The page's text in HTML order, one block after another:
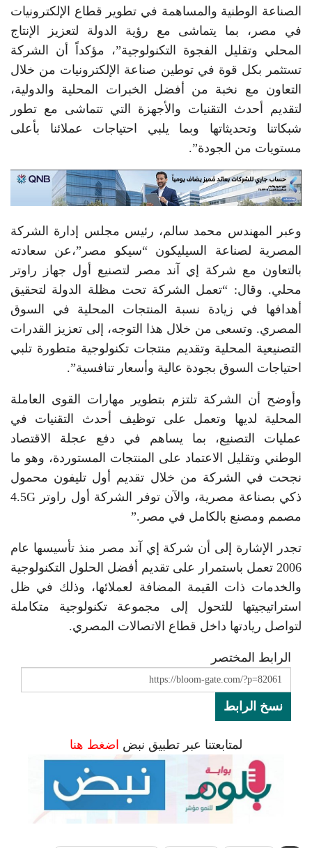
الصناعة الوطنية والمساهمة في تطوير قطاع الإلكترونيات
في مصر، بما يتماشى مع رؤية الدولة لتعزيز الإنتاج
المحلي وتقليل الفجوة التكنولوجية”، مؤكداً أن الشركة
تستثمر بكل قوة في توطين صناعة الإلكترونيات من خلال
التعاون مع نخبة من أفضل الخبرات المحلية والدولية،
لتقديم أحدث التقنيات والأجهزة التي تتماشى مع تطور
شبكاتنا وتحديثاتها وبما يلبي احتياجات عملائنا بأعلى
مستويات من الجودة”.
وعبر المهندس محمد سالم، رئيس مجلس إدارة الشركة
المصرية لصناعة السيليكون “سيكو مصر”،عن سعادته
بالتعاون مع شركة إي آند مصر لتصنيع أول جهاز راوتر
محلي. وقال: “تعمل الشركة تحت مظلة الدولة لتحقيق
أهدافها في زيادة نسبة المنتجات المحلية في السوق
المصري. وتسعى من خلال هذا التوجه، إلى تعزيز القدرات
التصنيعية المحلية وتقديم منتجات تكنولوجية متطورة تلبي
احتياجات السوق بجودة عالية وأسعار تنافسية”.
وأوضح أن الشركة تلتزم بتطوير مهارات القوى العاملة
المحلية لديها وتعمل على توظيف أحدث التقنيات في
عمليات التصنيع، بما يساهم في دفع عجلة الاقتصاد
الوطني وتقليل الاعتماد على المنتجات المستوردة، وهو ما
نجحت في الشركة من خلال تقديم أول تليفون محمول
ذكي بصناعة مصرية، والآن توفر الشركة أول راوتر 4.5G
مصمم ومصنع بالكامل في مصر.”
تجدر الإشارة إلى أن شركة إي آند مصر منذ تأسيسها عام
2006 تعمل باستمرار على تقديم أفضل الحلول التكنولوجية
والخدمات ذات القيمة المضافة لعملائها، وذلك في ظل
استراتيجيتها للتحول إلى مجموعة تكنولوجية متكاملة
لتواصل ريادتها داخل قطاع الاتصالات المصري.
الرابط المختصر
نسخ الرابط
لمتابعتنا عبر تطبيق نبض اضغط هنا